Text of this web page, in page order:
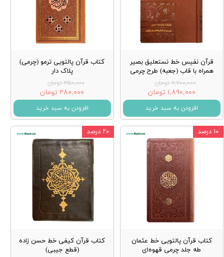
قرآن نفیس خط نستعلیق بصیر
همراه با قاب (جعبه) طرح چرمی
۲,۷۰۰,۰۰۰ تومان
۱,۸۹۰,۰۰۰ تومان
افزودن به سبد خرید
کتاب قرآن پالتویی ترمو (چرمی)
پلاک دار
۳۵۰,۰۰۰ تومان
۲۸۰,۰۰۰ تومان
افزودن به سبد خرید
کتاب قرآن پالتویی خط عثمان
طه جلد چرمی قهوه‌ای
۱۰ درصد
کتاب قرآن کیفی خط حسن زاده
(قطع جیبی)
۲۰ درصد